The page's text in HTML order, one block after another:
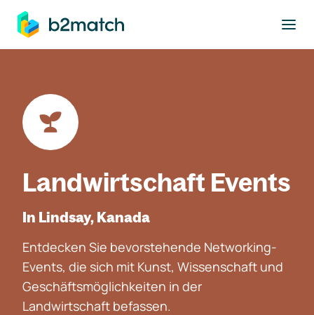
springen
Landwirtschaft Events
In Lindsay, Kanada
Entdecken Sie bevorstehende Networking-
Events, die sich mit Kunst, Wissenschaft und
Geschäftsmöglichkeiten in der
Landwirtschaft befassen.